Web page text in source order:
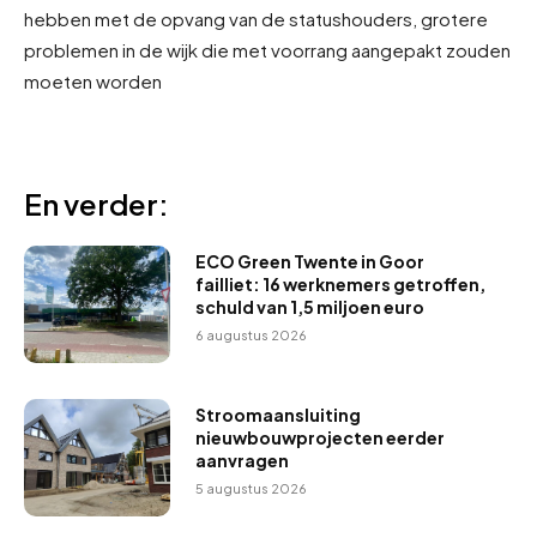
hebben met de opvang van de statushouders, grotere
problemen in de wijk die met voorrang aangepakt zouden
moeten worden
En verder:
ECO Green Twente in Goor
failliet: 16 werknemers getroffen,
schuld van 1,5 miljoen euro
6 augustus 2026
Stroomaansluiting
nieuwbouwprojecten eerder
aanvragen
5 augustus 2026